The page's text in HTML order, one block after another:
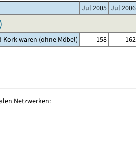
Jul 2005 Jul 2006
Kork waren (ohne Möbel) 158 162
Netzwerken: